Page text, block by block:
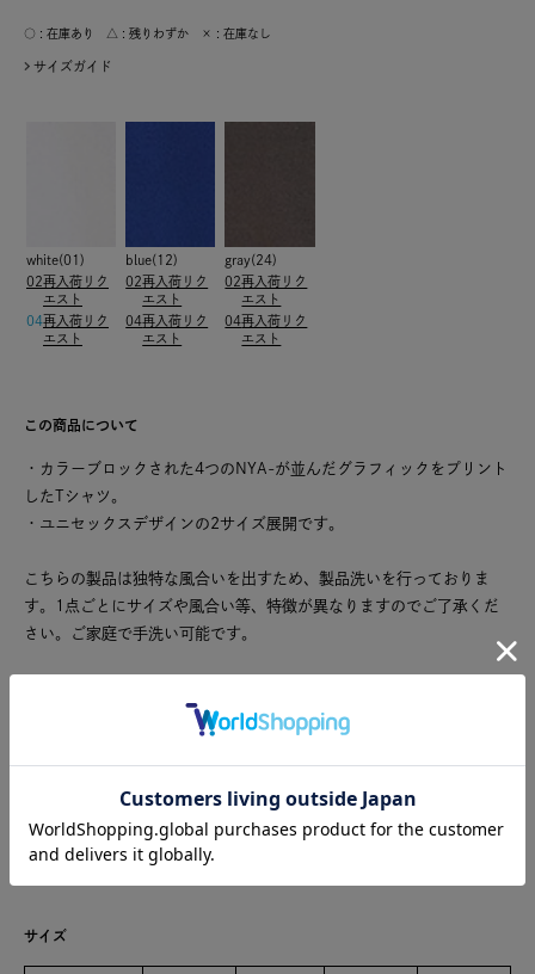
○ : 在庫あり △ : 残りわずか × : 在庫なし
サイズガイド
white(01)
02再入荷リク
エスト
04再入荷リク
エスト
blue(12)
02再入荷リク
エスト
04再入荷リク
エスト
gray(24)
02再入荷リク
エスト
04再入荷リク
エスト
この商品について
・カラーブロックされた4つのNYA-が並んだグラフィックをプリント
したTシャツ。
・ユニセックスデザインの2サイズ展開です。
こちらの製品は独特な風合いを出すため、製品洗いを行っておりま
す。1点ごとにサイズや風合い等、特徴が異なりますのでご了承くだ
さい。ご家庭で手洗い可能です。
在庫切れの場合「再入荷リクエスト」をお申し込みいただくと再入荷
した際にメールでお知らせをします。
サイズ